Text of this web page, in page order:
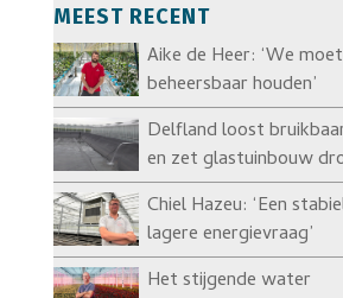
MEEST RECENT
Aike de Heer: ‘We
beheersbaar houden’
Delfland loost
en zet glastuinbouw
Chiel Hazeu: ‘Een
lagere energievraag’
Het stijgende water